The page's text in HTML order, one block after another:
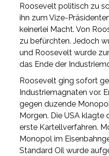
Roosevelt politisch zu
ihn zum Vize-
keinerlei Macht. Von
zu befürchten. Jedoch
und Roosevelt wurde
das Ende der
Roosevelt ging sofort
Industriemagnaten vor.
gegen duzende
Morgen. Die USA klagte
erste Kartellverfahren.
Monopol im
Standard Oil wurde